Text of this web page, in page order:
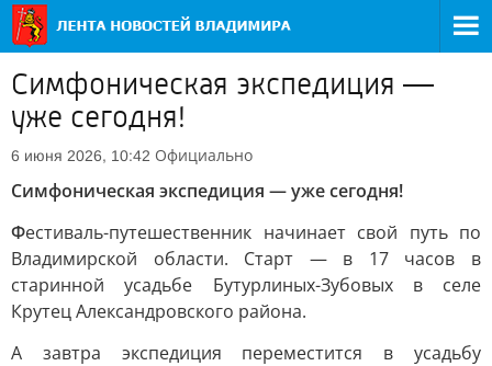
Симфоническая экспедиция —
уже сегодня!
6 июня 2026, 10:42 Официально
Симфоническая экспедиция — уже сегодня!
Фестиваль-путешественник начинает свой путь по
Владимирской области. Старт — в 17 часов в
старинной усадьбе Бутурлиных-Зубовых в селе
Крутец Александровского района.
А завтра экспедиция переместится в усадьбу